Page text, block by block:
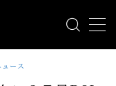
ース